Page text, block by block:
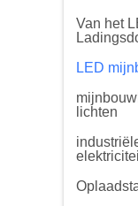
Van het
LED
lichten